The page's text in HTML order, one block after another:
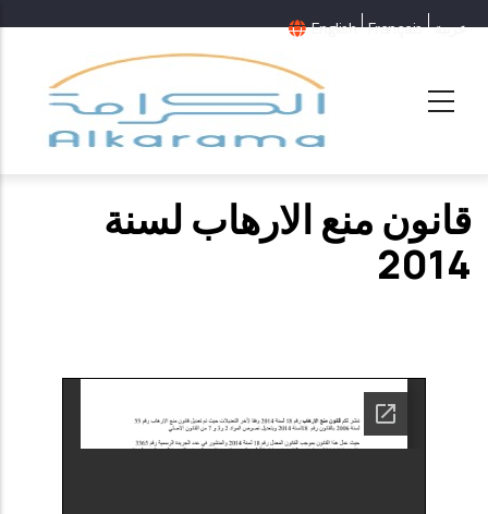
English Français عربية
قانون منع الارهاب لسنة
2014